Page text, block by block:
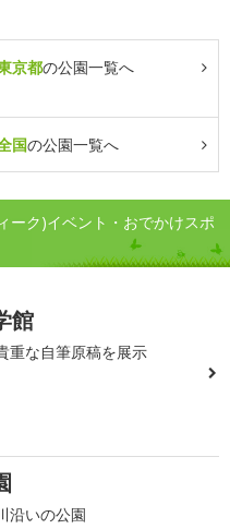
京都の公園一覧へ
国の公園一覧へ
ーク)イベント・おでかけスポ
館
重な自筆原稿を展示
沿いの公園